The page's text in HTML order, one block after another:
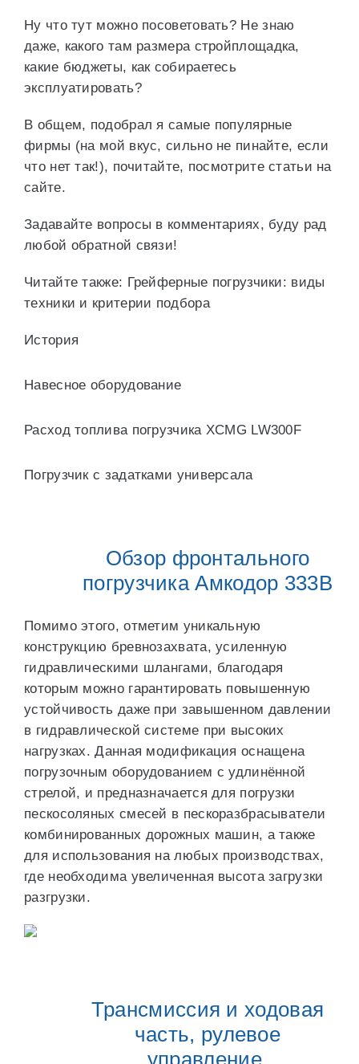
Ну что тут можно посоветовать? Не знаю
даже, какого там размера стройплощадка,
какие бюджеты, как собираетесь
эксплуатировать?
В общем, подобрал я самые популярные
фирмы (на мой вкус, сильно не пинайте, если
что нет так!), почитайте, посмотрите статьи на
сайте.
Задавайте вопросы в комментариях, буду рад
любой обратной связи!
Читайте также: Грейферные погрузчики: виды
техники и критерии подбора
История
Навесное оборудование
Расход топлива погрузчика XCMG LW300F
Погрузчик с задатками универсала
Обзор фронтального
погрузчика Амкодор 333В
Помимо этого, отметим уникальную
конструкцию бревнозахвата, усиленную
гидравлическими шлангами, благодаря
которым можно гарантировать повышенную
устойчивость даже при завышенном давлении
в гидравлической системе при высоких
нагрузках. Данная модификация оснащена
погрузочным оборудованием с удлинённой
стрелой, и предназначается для погрузки
пескосоляных смесей в пескоразбрасыватели
комбинированных дорожных машин, а также
для использования на любых производствах,
где необходима увеличенная высота загрузки
разгрузки.
Трансмиссия и ходовая
часть, рулевое
управление.